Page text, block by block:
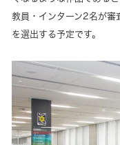
教員・インターン2名が審
を選出する予定です。